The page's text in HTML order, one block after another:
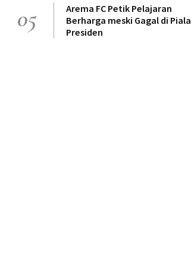
05
Arema FC Petik Pelajaran
Berharga meski Gagal di Piala
Presiden